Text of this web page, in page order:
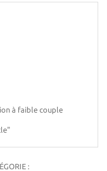
à faible couple
: